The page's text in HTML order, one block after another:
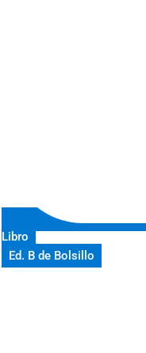
Libro
Ed. B de Bolsillo